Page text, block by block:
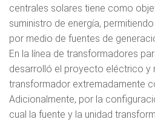
centrales solares tiene como
suministro de energía,
por medio de fuentes de
En la línea de transformadores
desarrolló el proyecto eléctrico y
transformador extremadamente
Adicionalmente, por la
cual la fuente y la unidad